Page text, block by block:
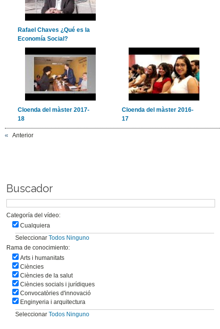
Rafael Chaves ¿Qué es la
Economía Social?
Cloenda del màster 2017-
18
Cloenda del màster 2016-
17
Anterior
Buscador
Categoría del vídeo:
Cualquiera
SeleccionarTodos Ninguno
Rama de conocimiento:
Arts i humanitats
Ciències
Ciències de la salut
Ciències socials i jurídiques
Convocatòries d'innovació
Enginyeria i arquitectura
SeleccionarTodos Ninguno